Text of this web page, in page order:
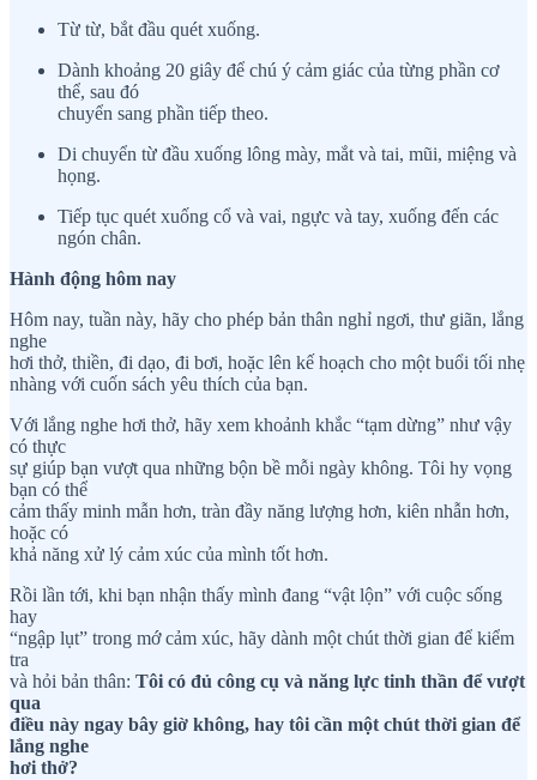
Từ từ, bắt đầu quét xuống.
Dành khoảng 20 giây để chú ý cảm giác của từng phần cơ
thể, sau đó
chuyển sang phần tiếp theo.
Di chuyển từ đầu xuống lông mày, mắt và tai, mũi, miệng và
họng.
Tiếp tục quét xuống cổ và vai, ngực và tay, xuống đến các
ngón chân.
Hành động hôm nay
Hôm nay, tuần này, hãy cho phép bản thân nghỉ ngơi, thư giãn, lắng
nghe
hơi thở, thiền, đi dạo, đi bơi, hoặc lên kế hoạch cho một buổi tối nhẹ
nhàng với cuốn sách yêu thích của bạn.
Với lắng nghe hơi thở, hãy xem khoảnh khắc “tạm dừng” như vậy
có thực
sự giúp bạn vượt qua những bộn bề mỗi ngày không. Tôi hy vọng
bạn có thể
cảm thấy minh mẫn hơn, tràn đầy năng lượng hơn, kiên nhẫn hơn,
hoặc có
khả năng xử lý cảm xúc của mình tốt hơn.
Rồi lần tới, khi bạn nhận thấy mình đang “vật lộn” với cuộc sống
hay
“ngập lụt” trong mớ cảm xúc, hãy dành một chút thời gian để kiểm
tra
và hỏi bản thân: Tôi có đủ công cụ và năng lực tinh thần để vượt
qua
điều này ngay bây giờ không, hay tôi cần một chút thời gian để
lắng nghe
hơi thở?